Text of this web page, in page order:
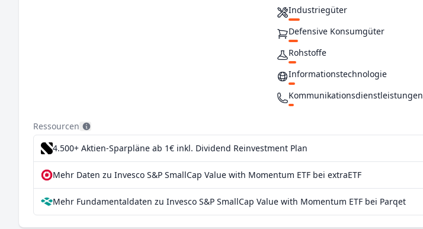
Industriegüter
Defensive Konsumgüter
Rohstoffe
Informationstechnologie
Kommunikationsdienstleistungen
Gesundheitswesen
Ressourcen
4.500+ Aktien-Sparpläne ab 1€ inkl. Dividend Reinvestment Plan
Mehr Daten zu Invesco S&P SmallCap Value with Momentum ETF bei extraETF
Mehr Fundamentaldaten zu Invesco S&P SmallCap Value with Momentum ETF bei Parqet